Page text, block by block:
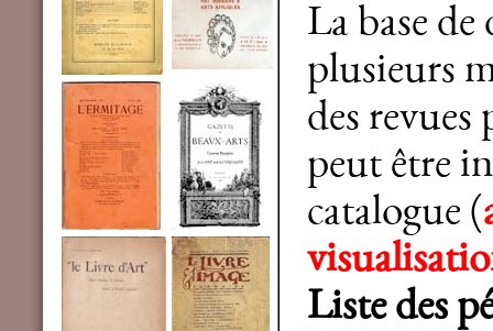
La base
plusieurs
des revues
peut être
catalogue (
Liste des